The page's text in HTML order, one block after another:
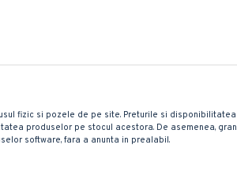
fizic si pozele de pe site. Preturile si
produselor pe stocul acestora. De asemenea,
software, fara a anunta in prealabil.